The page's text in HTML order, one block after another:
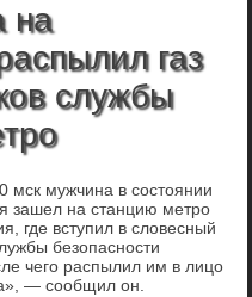
на
газ
службы
мск мужчина в состоянии
зашел на станцию метро
где вступил в словесный
безопасности
чего распылил им в лицо
— сообщил он.